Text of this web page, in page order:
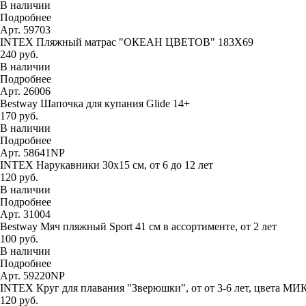
В наличии
Подробнее
Арт. 59703
INTEX Пляжный матрас "ОКЕАН ЦВЕТОВ" 183Х69
240 руб.
В наличии
Подробнее
Арт. 26006
Bestway Шапочка для купания Glide 14+
170 руб.
В наличии
Подробнее
Арт. 58641NP
INTEX Нарукавники 30х15 см, от 6 до 12 лет
120 руб.
В наличии
Подробнее
Арт. 31004
Bestway Мяч пляжный Sport 41 см в ассортименте, от 2 лет
100 руб.
В наличии
Подробнее
Арт. 59220NP
INTEX Круг для плавания "Зверюшки", от от 3-6 лет, цвета
120 руб.